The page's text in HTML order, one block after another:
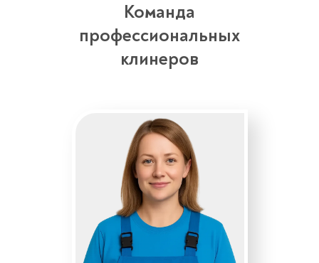
Команда
профессиональных
клинеров